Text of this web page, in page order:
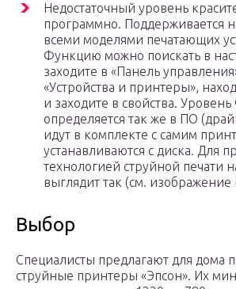
Недостаточный уровень
программно. Поддерживается
всеми моделями печатающих
Функцию можно поискать в
заходите в «Панель
«Устройства и принтеры»,
и заходите в свойства.
определяется так же в ПО
идут в комплекте с самим
устанавливаются с диска. Для
технологией струйной печати
выглядит так (см. изображение
Выбор
Специалисты предлагают для дома
струйные принтеры «Эпсон». Их